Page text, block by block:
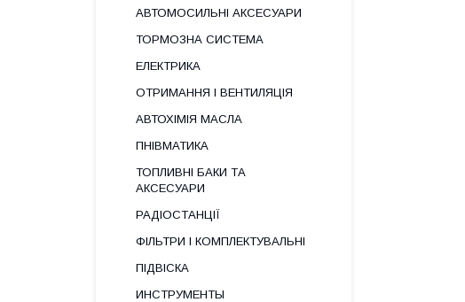
АВТОМОСИЛЬНІ АКСЕСУАРИ
ТОРМОЗНА СИСТЕМА
ЕЛЕКТРИКА
ОТРИМАННЯ І ВЕНТИЛЯЦІЯ
АВТОХІМІЯ МАСЛА
ПНІВМАТИКА
ТОПЛИВНІ БАКИ ТА
АКСЕСУАРИ
РАДІОСТАНЦІЇ
ФІЛЬТРИ І КОМПЛЕКТУВАЛЬНІ
ПІДВІСКА
ИНСТРУМЕНТЫ